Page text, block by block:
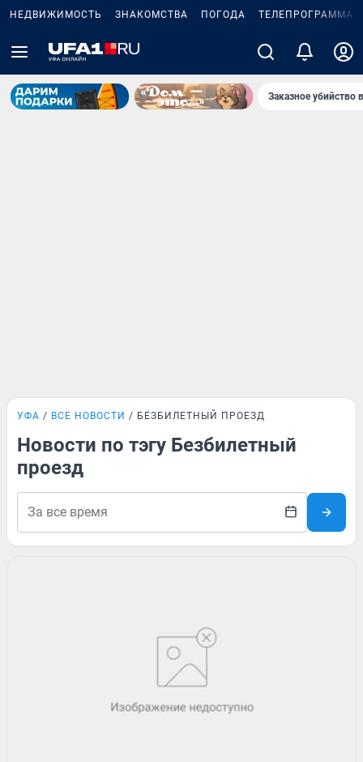
НЕДВИЖИМОСТЬ ЗНАКОМСТВА ПОГОДА ТЕЛЕПРОГРАММА
Заказное убийство
УФА ВСЕ НОВОСТИ БЕЗБИЛЕТНЫЙ ПРОЕЗД
Новости по тэгу Безбилетный
проезд